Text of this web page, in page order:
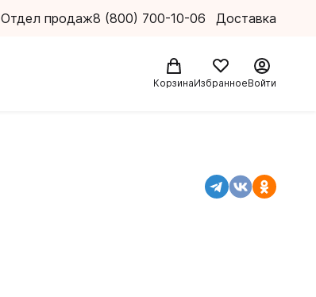
Отдел продаж8 (800) 700-10-06 Доставка
КорзинаИзбранноеВойти